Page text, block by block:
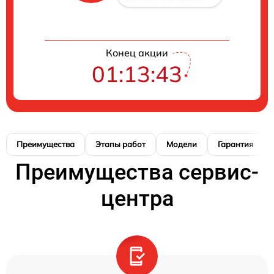
Конец акции
01:13:42
Преимущества Этапы работ Модели Гарантия
Преимущества сервис-
центра